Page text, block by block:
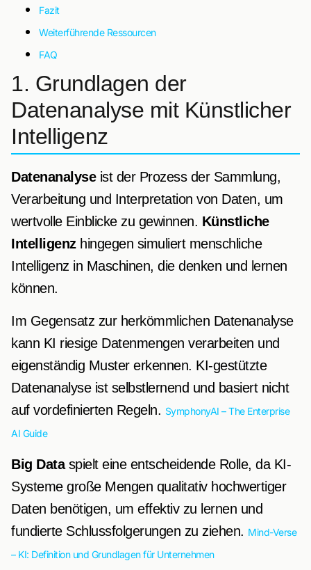
Fazit
Weiterführende Ressourcen
FAQ
1. Grundlagen der
Datenanalyse mit Künstlicher
Intelligenz
Datenanalyseist der Prozess der Sammlung,
Verarbeitung und Interpretation von Daten, um
wertvolle Einblicke zu gewinnen. Künstliche
Intelligenzhingegen simuliert menschliche
Intelligenz in Maschinen, die denken und lernen
können.
Im Gegensatz zur herkömmlichen Datenanalyse
kann KI riesige Datenmengen verarbeiten und
eigenständig Muster erkennen. KI-gestützte
Datenanalyse ist selbstlernend und basiert nicht
auf vordefinierten Regeln. SymphonyAI – The Enterprise
AI Guide
Big Dataspielt eine entscheidende Rolle, da KI-
Systeme große Mengen qualitativ hochwertiger
Daten benötigen, um effektiv zu lernen und
fundierte Schlussfolgerungen zu ziehen. Mind-Verse
– KI: Definition und Grundlagen für Unternehmen